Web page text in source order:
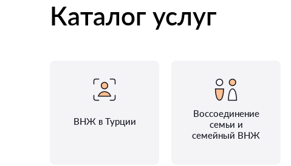
Каталог услуг
ВНЖ в Турции
Воссоединение
семьи и
семейный ВНЖ